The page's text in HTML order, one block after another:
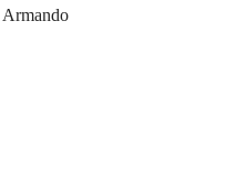
Armando